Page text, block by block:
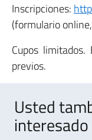
Inscripciones:
(formulario
Cupos
previos.
Usted
interesado